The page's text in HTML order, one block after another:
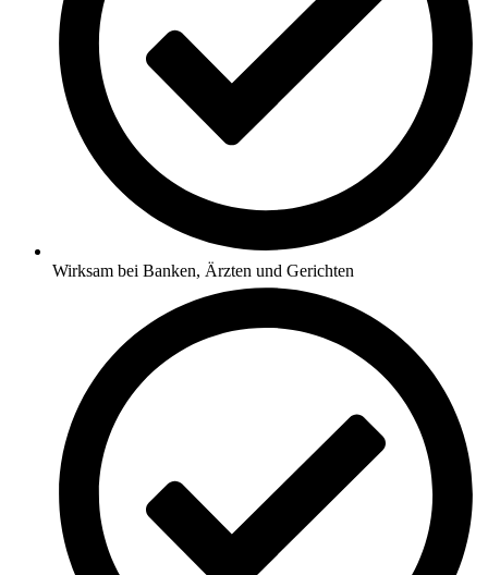
Wirksam bei Banken, Ärzten und Gerichten